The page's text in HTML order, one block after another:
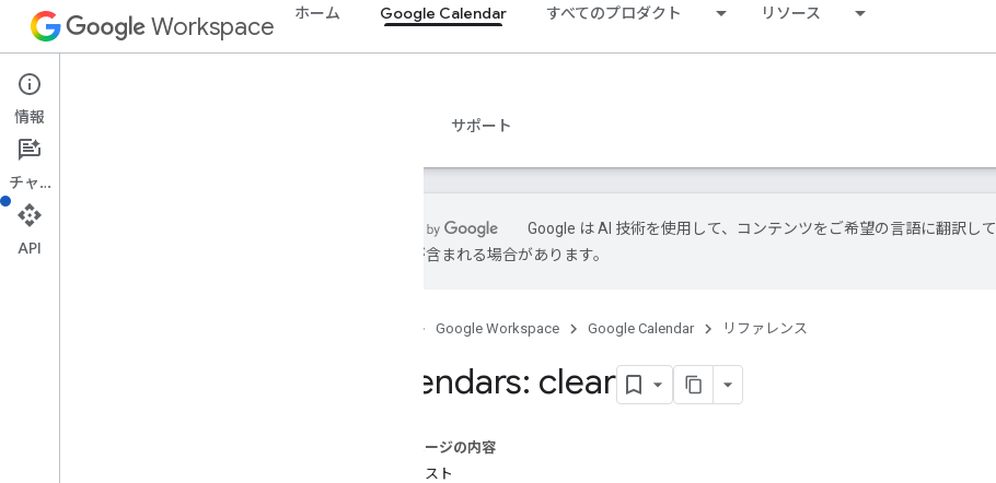
Workspace ホーム Google Calendar すべてのプロダクト リソース
Google Calendar
概要 サポート
Google は AI 技術を使用して、コンテンツをご希望の言語に翻訳し
は誤りが含まれる場合があります。
Google Workspace Google Calendar リファレンス
Calendars: clear
このページの内容
リクエスト
情報
チャット
API